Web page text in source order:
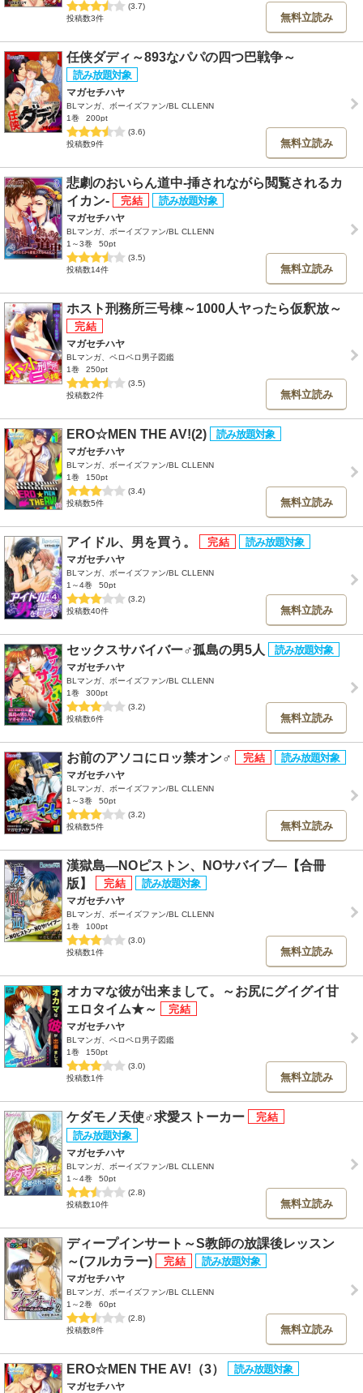
(3.7)
投稿数3件
無料立読み
任侠ダディ～893なパパの四つ巴戦争～
マガセチハヤ
BLマンガ、ボーイズファン/BL CLLENN
1巻
200pt
(3.6)
投稿数9件
無料立読み
悲劇のおいらん道中-挿されながら閲覧されるカ
イカン-
マガセチハヤ
BLマンガ、ボーイズファン/BL CLLENN
1～3巻
50pt
(3.5)
投稿数14件
無料立読み
ホスト刑務所三号棟～1000人ヤったら仮釈放～
マガセチハヤ
BLマンガ、ペロペロ男子図鑑
1巻
250pt
(3.5)
投稿数2件
無料立読み
ERO☆MEN THE AV!(2)
マガセチハヤ
BLマンガ、ボーイズファン/BL CLLENN
1巻
150pt
(3.4)
投稿数5件
無料立読み
アイドル、男を買う。
マガセチハヤ
BLマンガ、ボーイズファン/BL CLLENN
1～4巻
50pt
(3.2)
投稿数40件
無料立読み
セックスサバイバー♂孤島の男5人
マガセチハヤ
BLマンガ、ボーイズファン/BL CLLENN
1巻
300pt
(3.2)
投稿数6件
無料立読み
お前のアソコにロッ禁オン♂
マガセチハヤ
BLマンガ、ボーイズファン/BL CLLENN
1～3巻
50pt
(3.2)
投稿数5件
無料立読み
漢獄島―NOピストン、NOサバイブ―【合冊
版】
マガセチハヤ
BLマンガ、ボーイズファン/BL CLLENN
1巻
100pt
(3.0)
投稿数1件
無料立読み
オカマな彼が出来まして。～お尻にグイグイ甘
エロタイム★～
マガセチハヤ
BLマンガ、ペロペロ男子図鑑
1巻
150pt
(3.0)
投稿数1件
無料立読み
ケダモノ天使♂求愛ストーカー
マガセチハヤ
BLマンガ、ボーイズファン/BL CLLENN
1～4巻
50pt
(2.8)
投稿数10件
無料立読み
ディープインサート～S教師の放課後レッスン
～(フルカラー)
マガセチハヤ
BLマンガ、ボーイズファン/BL CLLENN
1～2巻
60pt
(2.8)
投稿数8件
無料立読み
ERO☆MEN THE AV!（3）
マガセチハヤ